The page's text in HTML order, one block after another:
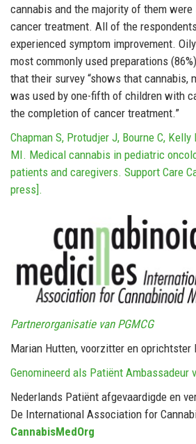
cannabis and the majority of them
cancer treatment. All of the
experienced symptom improvement.
most commonly used preparations
that their survey “shows that cannabis,
was used by one-fifth of children with
the completion of cancer treatment.”
Chapman S, Protudjer J, Bourne C, Kelly
MI. Medical cannabis in pediatric
patients and caregivers. Support Care
press].
Partnerorganisatie van PGMCG
Marian Hutten, voorzitter en oprichtster
Genomineerd als Patiënt Ambassadeur
Nederlands Patiënt afgevaardigde en
De International Association for
CannabisMedOrg